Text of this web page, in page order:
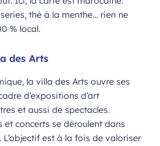
thé à la menthe… rien ne
% local.
des Arts
la villa des Arts ouvre ses
d’expositions d’art
et aussi de spectacles.
et concerts se déroulent dans
L’objectif est à la fois de valoriser